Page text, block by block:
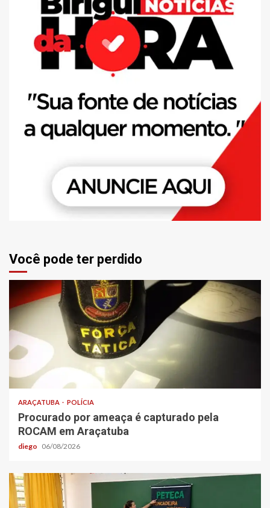
Você pode ter perdido
ARAÇATUBA POLÍCIA
Procurado por ameaça é capturado pela
ROCAM em Araçatuba
diego 06/08/2026